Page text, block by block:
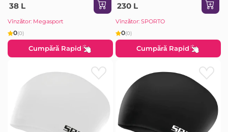
38 L
Vînzător: Megasport
0(0)
Cumpără Rapid
230 L
Vînzător: SPORTO
0(0)
Cumpără Rapid